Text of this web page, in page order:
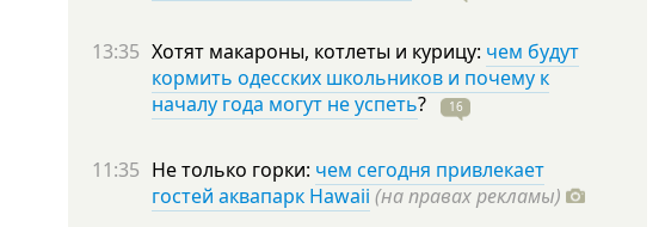
13:35 Хотят макароны, котлеты и курицу: чем будут
кормить одесских школьников и почему к
началу года могут не успеть? 16
11:35 Не только горки: чем сегодня привлекает
гостей аквапарк Hawaii (на правах рекламы)